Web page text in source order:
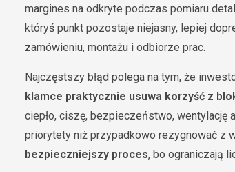
margines na odkryte podczas pomiaru
któryś punkt pozostaje niejasny, lepiej
zamówieniu, montażu i odbiorze prac.
Najczęstszy błąd polega na tym, że
klamce praktycznie usuwa korzyść z
ciepło, ciszę, bezpieczeństwo, wentylację
priorytety niż przypadkowo rezygnować z
bezpieczniejszy proces, bo ograniczają